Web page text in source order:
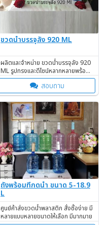
ขวดน้ำบรรจุลัง 920 ML
ผลิตและจำหน่าย ขวดน้ำบรรจุลัง 920
ML รูปทรงและดีไซน์หลากหลายพร้อม
ฝาขวด สินค้าขายดี
สอบถาม
ถังพร้อมที่กดน้ำ ขนาด 5-18.9
L
ศูนย์ค้าส่งขวดน้ำพลาสติก สั่งซื้อง่าย มี
หลายแบบหลายขนาดให้เลือก มีมากมาย